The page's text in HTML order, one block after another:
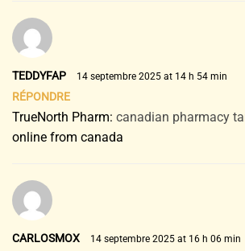
TEDDYFAP 14 septembre 2025 at 14 h 54 min
RÉPONDRE
TrueNorth Pharm: canadian pharmacy
online from canada
CARLOSMOX 14 septembre 2025 at 16 h 06 min